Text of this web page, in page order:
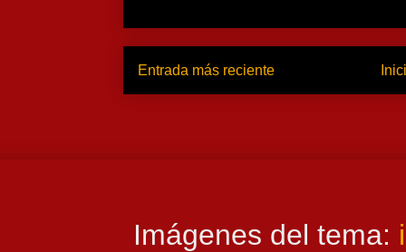
Entrada más reciente
Imágenes del tema: